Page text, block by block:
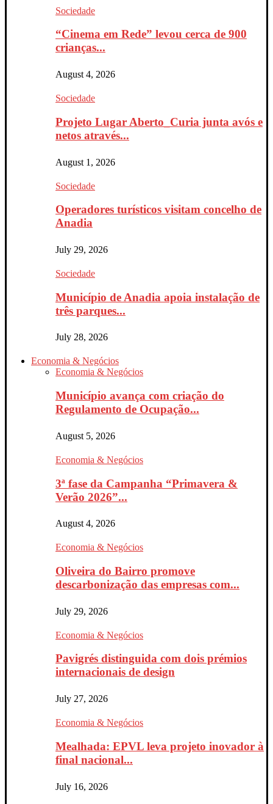
Sociedade
“Cinema em Rede” levou cerca de 900
crianças...
August 4, 2026
Sociedade
Projeto Lugar Aberto_Curia junta avós e
netos através...
August 1, 2026
Sociedade
Operadores turísticos visitam concelho de
Anadia
July 29, 2026
Sociedade
Município de Anadia apoia instalação de
três parques...
July 28, 2026
Economia & Negócios
Economia & Negócios
Município avança com criação do
Regulamento de Ocupação...
August 5, 2026
Economia & Negócios
3ª fase da Campanha “Primavera &
Verão 2026”...
August 4, 2026
Economia & Negócios
Oliveira do Bairro promove
descarbonização das empresas com...
July 29, 2026
Economia & Negócios
Pavigrés distinguida com dois prémios
internacionais de design
July 27, 2026
Economia & Negócios
Mealhada: EPVL leva projeto inovador à
final nacional...
July 16, 2026